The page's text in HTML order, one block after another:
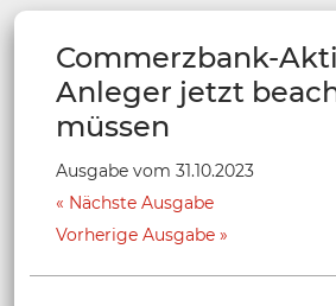
Commerzbank-
Anleger jetzt
müssen
Ausgabe vom 31.10.2023
Nächste Ausgabe
Vorherige Ausgabe